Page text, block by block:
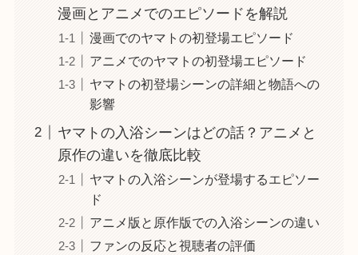
漫画とアニメでのエピソードを解説
漫画でのヤマトの初登場エピソード
アニメでのヤマトの初登場エピソード
ヤマトの初登場シーンの詳細と物語への
影響
ヤマトの入浴シーンはどの話？アニメと
原作の違いを徹底比較
ヤマトの入浴シーンが登場するエピソー
ド
アニメ版と原作版での入浴シーンの違い
ファンの反応と視聴者の評価